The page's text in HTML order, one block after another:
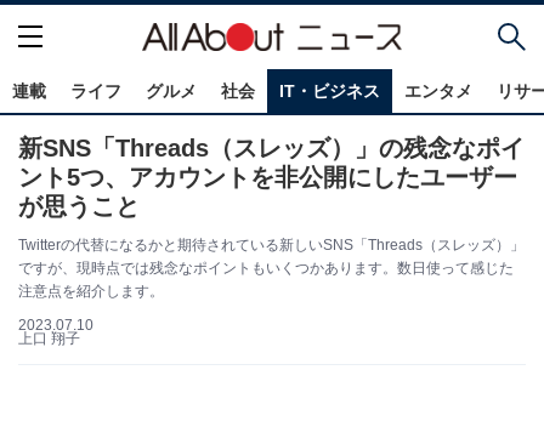
連載 ライフ グルメ 社会 IT・ビジネス エンタメ リサ
新SNS「Threads（スレッズ）」の残念なポイ
ント5つ、アカウントを非公開にしたユーザー
が思うこと
Twitterの代替になるかと期待されている新しいSNS「Threads（スレッズ）」
ですが、現時点では残念なポイントもいくつかあります。数日使って感じた
注意点を紹介します。
2023.07.10
上口 翔子